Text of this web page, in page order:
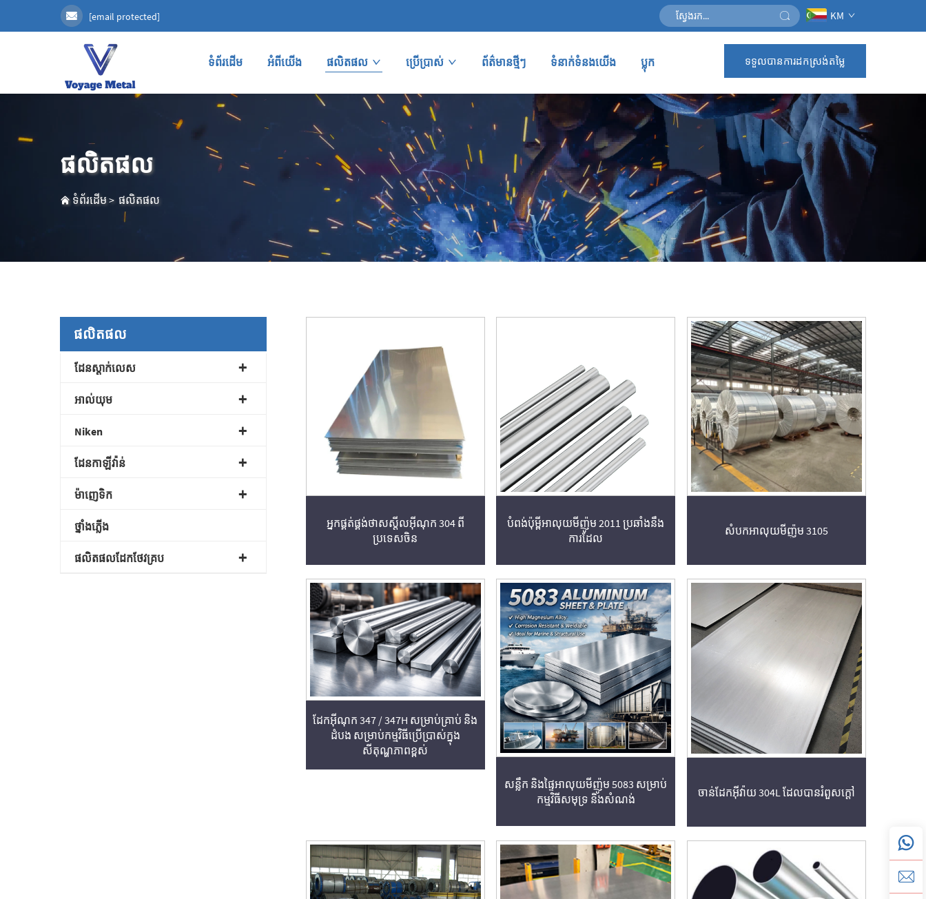
[email protected] KM
ទំព័រដើម អំពីយើង ផលិតផល ប្រើប្រាស់ ព័ត៌មានថ្មីៗ ទំនាក់ទំនងយើង ប្លុក ទទួលបានការដកស្រង់តម្លៃ
ផលិតផល
ទំព័រដើម> ផលិតផល
ផលិតផល
ដែនស្តាក់លេស
អាល់យុម
Niken
ដែនកាឡីវ៉ាន់
ម៉ាញេទិក
ថ្នាំងភ្លើង
ផលិតផលដែកថែវគ្រប
អ្នកផ្គត់ផ្គង់ថាសស្តីលអ៊ីណុក 304 ពី
ប្រទេសចិន
បំពង់ប៉ុម្ពីអាលុយមីញ៉ូម 2011 ប្រឆាំងនឹង
ការដែល
សំបកអាលុយមីញ៉ូម 3105
ដែកអុីណុក 347 / 347H សម្រាប់គ្រាប់ និង
ដំបង សម្រាប់កម្មវិធីប្រើប្រាស់ក្នុង
សីតុណ្ហភាពខ្ពស់
សន្លឹក និងផ្ទៃអាលុយមីញ៉ូម 5083 សម្រាប់
កម្មវិធីសមុទ្រ និងសំណង់
ចាន់ដែកអុីវ៉ាយ 304L ដែលបានរំពួសក្តៅ